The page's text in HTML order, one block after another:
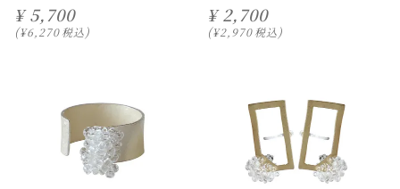
¥ 5,700
¥6,270税込
¥ 2,700
¥2,970税込